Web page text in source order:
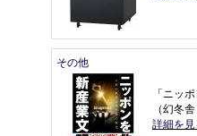
その他
「 ニッ
（幻冬舎
詳細を